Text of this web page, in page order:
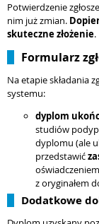
Potwierdzenie
nim już zmian.
skuteczne złożenie.
Formularz
Na etapie składania
systemu:
dyplom
studiów
dyplomu (ale
przedstawić
z oryginałem
Dodatkowe